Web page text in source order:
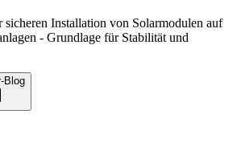
sicheren Installation von Solarmodulen auf
- Grundlage für Stabilität und
Blog